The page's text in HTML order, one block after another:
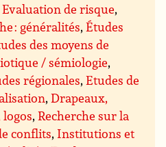
Evaluation de risque,
: généralités,Études
des moyens de
/ sémiologie,
régionales,Etudes de
,Drapeaux,
,Recherche sur la
conflits, Institutions et